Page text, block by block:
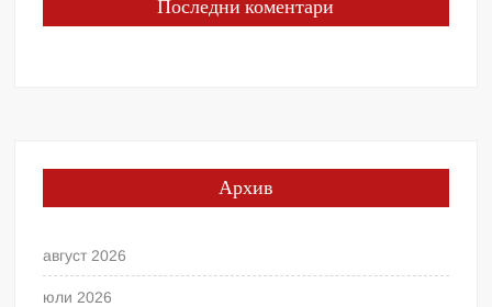
Последни коментари
Архив
август 2026
юли 2026